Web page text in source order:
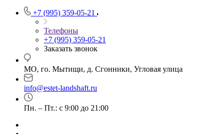
+7 (995) 359-05-21
Телефоны
+7 (995) 359-05-21
Заказать звонок
МО, го. Мытищи, д. Сгонники, Угловая улица
info@estet-landshaft.ru
Пн. – Пт.: с 9:00 до 21:00